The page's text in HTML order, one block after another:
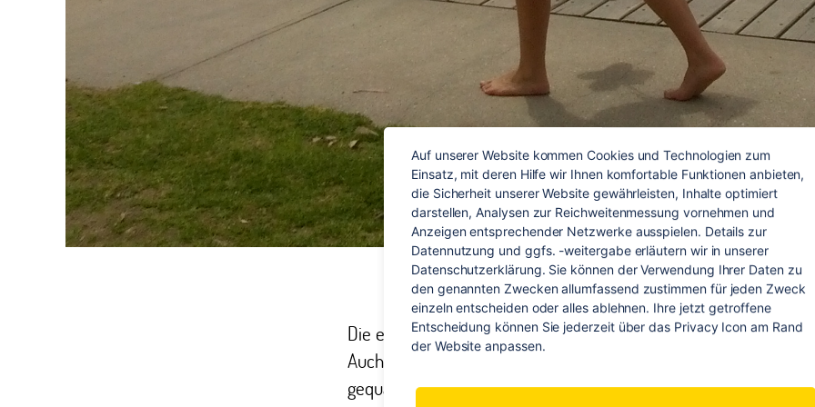
Die erste Arbeitswoche ist schon rum und das fühlt sich sehr
Auch wenn mir abends vom vielen Herumflitzen ganz schön
gequalmt haben und es manchmal ganz schön stressig war.
Auf unserer Website kommen Cookies und Technologien zum
Einsatz, mit deren Hilfe wir Ihnen komfortable Funktionen anbieten,
die Sicherheit unserer Website gewährleisten, Inhalte optimiert
darstellen, Analysen zur Reichweitenmessung vornehmen und
Anzeigen entsprechender Netzwerke ausspielen. Details zur
Datennutzung und ggfs. -weitergabe erläutern wir in unserer
Datenschutzerklärung. Sie können der Verwendung Ihrer Daten zu
den genannten Zwecken allumfassend zustimmen für jeden Zweck
einzeln entscheiden oder alles ablehnen. Ihre jetzt getroffene
Entscheidung können Sie jederzeit über das Privacy Icon am Rand
der Website anpassen.